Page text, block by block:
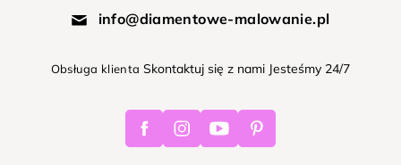
info@diamentowe-malowanie.pl
Obsługa klienta Skontaktuj się z nami Jesteśmy 24/7
FacebookInstagramYoutube Pinterest